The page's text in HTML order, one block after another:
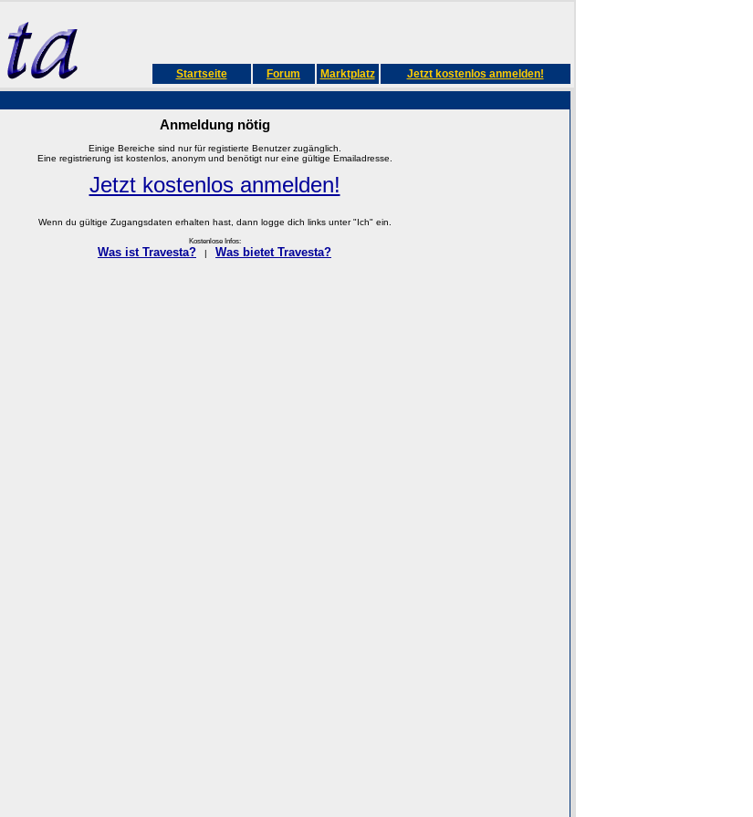
Startseite Forum Marktplatz Jetzt kostenlos anmelden!
Anmeldung nötig
Einige Bereiche sind nur für registierte Benutzer zugänglich.
Eine registrierung ist kostenlos, anonym und benötigt nur eine gültige Emailadresse.
Jetzt kostenlos anmelden!
Wenn du gültige Zugangsdaten erhalten hast, dann logge dich links unter "Ich" ein.
Kostenlose Infos:
Was ist Travesta? Was bietet Travesta?